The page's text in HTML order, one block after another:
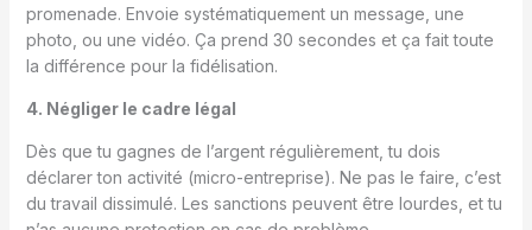
promenade. Envoie systématiquement un message, une
photo, ou une vidéo. Ça prend 30 secondes et ça fait toute
la différence pour la fidélisation.
4. Négliger le cadre légal
Dès que tu gagnes de l’argent régulièrement, tu dois
déclarer ton activité (micro-entreprise). Ne pas le faire, c’est
du travail dissimulé. Les sanctions peuvent être lourdes, et tu